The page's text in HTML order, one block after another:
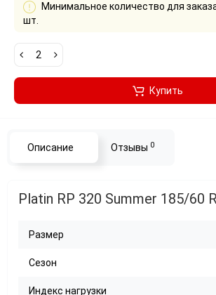
Минимальное количество для
шт.
Купить
Описание Отзывы 0
Platin RP 320 Summer 185/60
Размер
Сезон
Индекс нагрузки